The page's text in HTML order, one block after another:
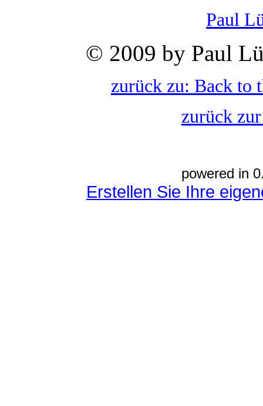
Paul
© 2009 by Paul
zurück zu: Back to
zurück
powered in
Erstellen Sie Ihre